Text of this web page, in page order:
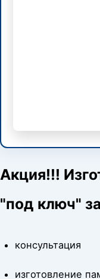
Акция!!!
"под ключ"
консультация
изготовление